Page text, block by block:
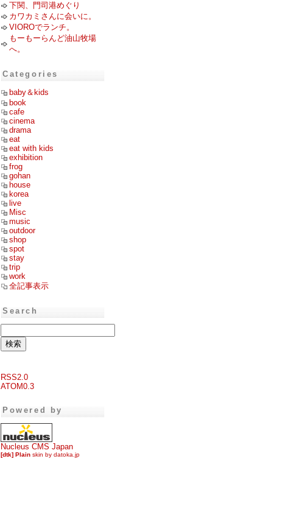
下関、門司港めぐり
カワカミさんに会いに。
VIOROでランチ。
もーもーらんど油山牧場
へ。
Categories
baby＆kids
book
cafe
cinema
drama
eat
eat with kids
exhibition
frog
gohan
house
korea
live
Misc
music
outdoor
shop
spot
stay
trip
work
全記事表示
Search
RSS2.0
ATOM0.3
Powered by
Nucleus CMS Japan
[dtk] Plain skin by datoka.jp